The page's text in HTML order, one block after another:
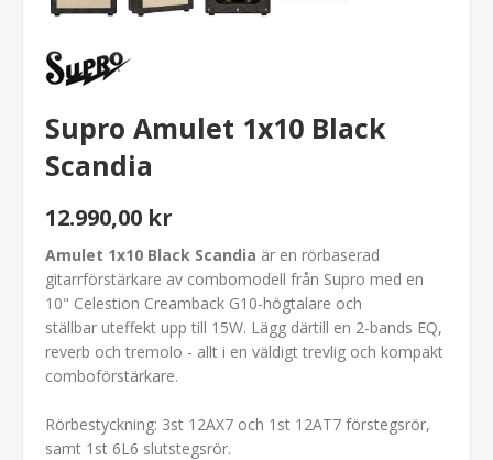
Supro Amulet 1x10 Black
Scandia
12.990,00 kr
Amulet 1x10 Black Scandia är en rörbaserad
gitarrförstärkare av combomodell från Supro med en
10" Celestion Creamback G10-högtalare och
ställbar uteffekt upp till 15W. Lägg därtill en 2-bands EQ,
reverb och tremolo - allt i en väldigt trevlig och kompakt
comboförstärkare.
Rörbestyckning: 3st 12AX7 och 1st 12AT7 förstegsrör,
samt 1st 6L6 slutstegsrör.